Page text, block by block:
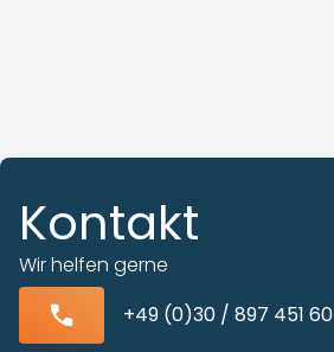
Kontakt
Wir helfen gerne
+49 (0)30 / 897 451 60